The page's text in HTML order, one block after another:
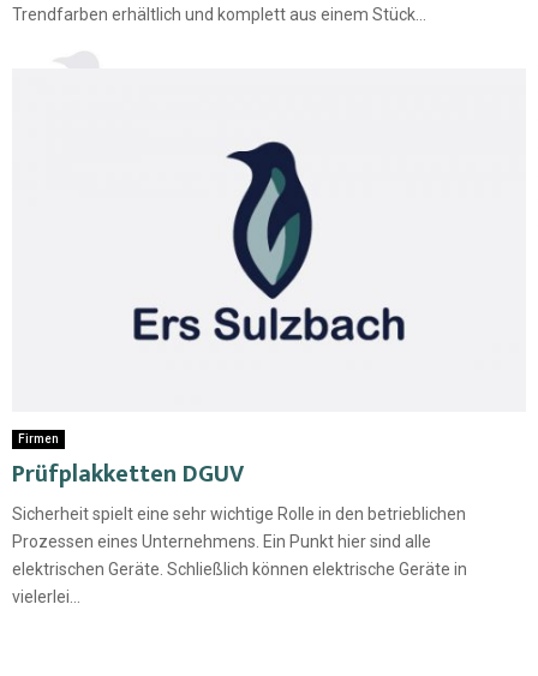
Trendfarben erhältlich und komplett aus einem Stück...
Firmen
Prüfplakketten DGUV
Sicherheit spielt eine sehr wichtige Rolle in den betrieblichen
Prozessen eines Unternehmens. Ein Punkt hier sind alle
elektrischen Geräte. Schließlich können elektrische Geräte in
vielerlei...